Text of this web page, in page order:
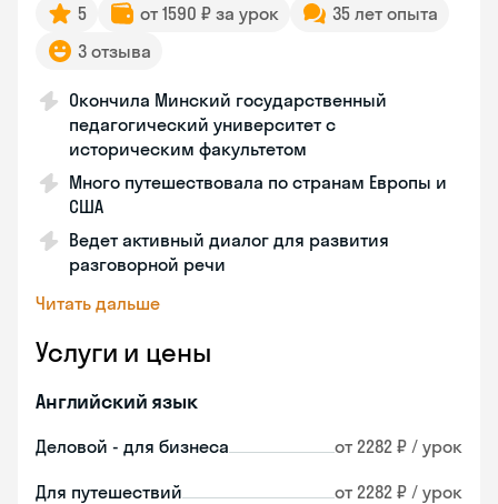
5 от 1590 ₽ за урок
35 лет опыта
3 отзыва
Окончила Минский государственный
педагогический университет с
историческим факультетом
Много путешествовала по странам Европы и
США
Ведет активный диалог для развития
разговорной речи
Читать дальше
Услуги и цены
Английский язык
Деловой - для бизнеса от 2282 ₽ / урок
Для путешествий от 2282 ₽ / урок